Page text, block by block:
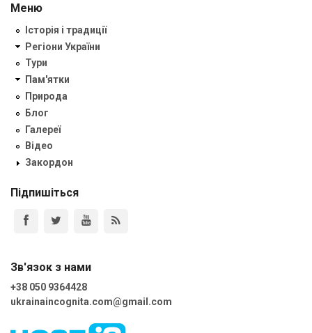
Меню
Історія і традиції
Регіони України
Тури
Пам'ятки
Природа
Блог
Галереї
Відео
Закордон
Підпишіться
Зв'язок з нами
+38 050 9364428
ukrainaincognita.com@gmail.com